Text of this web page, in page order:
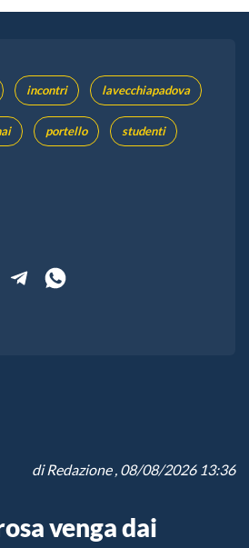
incontri lavecchiapadova
portello studenti
diRedazione, 08/08/2026 13:36
venga dai